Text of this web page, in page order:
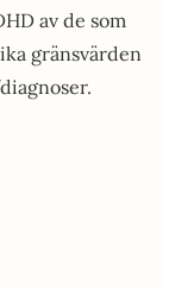
av de som
gränsvärden